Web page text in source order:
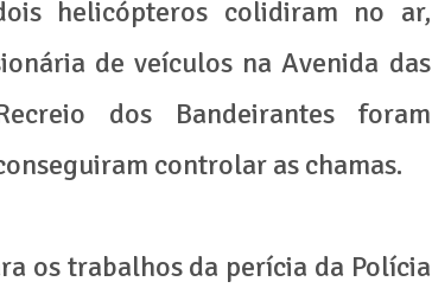
helicópteros colidiram no ar,
de veículos na Avenida das
dos Bandeirantes foram
controlar as chamas.
os trabalhos da perícia da Polícia